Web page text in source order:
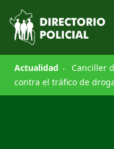
Actualidad
Canciller
contra el tráfico de